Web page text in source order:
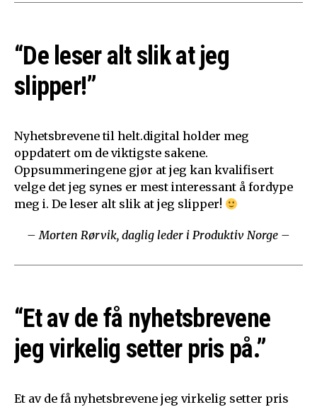
“De leser alt slik at jeg
slipper!”
Nyhetsbrevene til helt.digital holder meg
oppdatert om de viktigste sakene.
Oppsummeringene gjør at jeg kan kvalifisert
velge det jeg synes er mest interessant å fordype
meg i. De leser alt slik at jeg slipper!
– Morten Rørvik, daglig leder i Produktiv Norge –
“Et av de få nyhetsbrevene
jeg virkelig setter pris på.”
Et av de få nyhetsbrevene jeg virkelig setter pris